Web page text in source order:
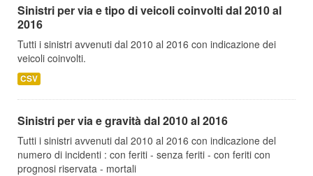
Sinistri per via e tipo di veicoli coinvolti dal 2010 al
2016
Tutti i sinistri avvenuti dal 2010 al 2016 con indicazione dei
veicoli coinvolti.
CSV
Sinistri per via e gravità dal 2010 al 2016
Tutti i sinistri avvenuti dal 2010 al 2016 con indicazione del
numero di incidenti : con feriti - senza feriti - con feriti con
prognosi riservata - mortali